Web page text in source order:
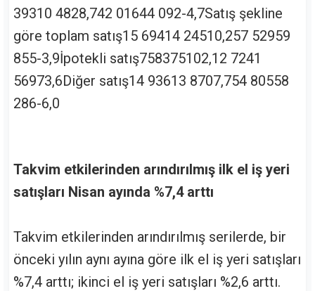
39310 4828,742 01644 092-4,7Satış şekline
göre toplam satış15 69414 24510,257 52959
855-3,9İpotekli satış758375102,12 7241
56973,6Diğer satış14 93613 8707,754 80558
286-6,0
Takvim etkilerinden arındırılmış ilk el iş yeri
satışları Nisan ayında %7,4 arttı
Takvim etkilerinden arındırılmış serilerde, bir
önceki yılın aynı ayına göre ilk el iş yeri satışları
%7,4 arttı; ikinci el iş yeri satışları %2,6 arttı.